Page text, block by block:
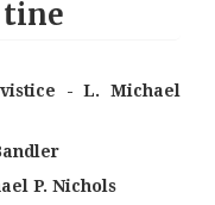
- L. Michael
P. Nichols